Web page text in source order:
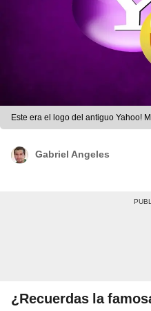
Este era el logo del antiguo Yahoo!
Gabriel Angeles
¿Recuerdas la